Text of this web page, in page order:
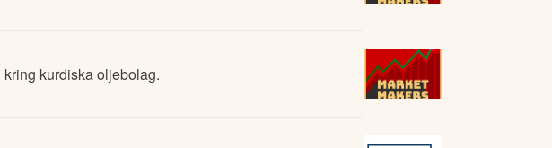
kurdiska oljebolag.